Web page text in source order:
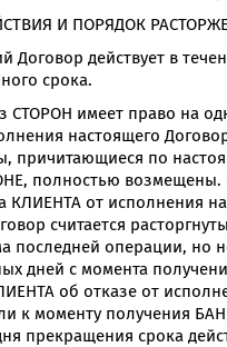
И ПОРЯДОК
Договор действует в
срока.
СТОРОН имеет право на
настоящего
причитающиеся по
полностью возмещены.
КЛИЕНТА от исполнения
считается
последней операции, но
дней с момента
об отказе от
к моменту получения
прекращения срока